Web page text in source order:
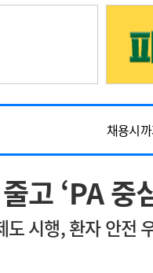
수
의과
정책/통계
고안내
~2026-08-
채용시
채용시
~2026-08-
~2026-08-
채용시
고 ‘PA 중
시행, 환자 안전